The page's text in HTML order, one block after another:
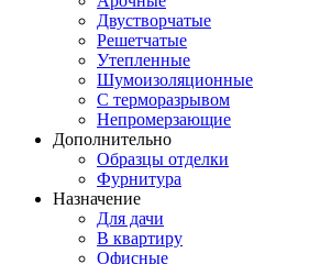
Двустворчатые
Решетчатые
Утепленные
Шумоизоляционные
С терморазрывом
Непромерзающие
Дополнительно
Образцы отделки
Фурнитура
Назначение
Для дачи
В квартиру
Офисные